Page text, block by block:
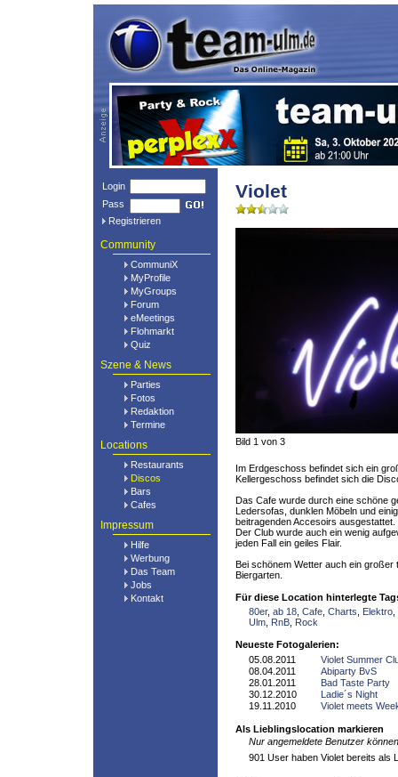
Login
Pass
Registrieren
Community
CommuniX
MyProfile
MyGroups
Forum
eMeetings
Flohmarkt
Quiz
Szene & News
Parties
Fotos
Redaktion
Termine
Locations
Restaurants
Discos
Bars
Cafes
Impressum
Hilfe
Werbung
Das Team
Jobs
Kontakt
Violet
Bild 1 von 3
Im Erdgeschoss befindet sich ein
Kellergeschoss befindet sich die
Das Cafe wurde durch eine schöne
Ledersofas, dunklen Möbeln und
beitragenden Accesoirs
Der Club wurde auch ein wenig
jeden Fall ein geiles Flair.
Bei schönem Wetter auch ein großer
Biergarten.
Für diese Location hinterlegte
80er, ab 18 Cafe Charts Elektro
Ulm RnB Rock
Neueste Fotogalerien:
05.08.2011
Violet Summer
08.04.2011
Abiparty BvS
28.01.2011
Bad Taste Party
30.12.2010
Ladie´s Night
19.11.2010
Violet meets
Als Lieblingslocation markieren
Nur angemeldete Benutzer
901 User haben Violet bereits als